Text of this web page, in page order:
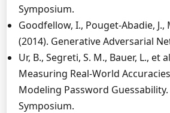
Symposium.
Goodfellow, I., Pouget-Abadie, J.,
(2014). Generative Adversarial
Ur, B., Segreti, S. M., Bauer, L., et
Measuring Real-World
Modeling Password Guessability.
Symposium.